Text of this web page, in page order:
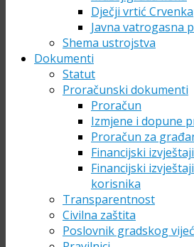
Dječji vrtić
Javna vatrogasna
Shema ustrojstva
Dokumenti
Statut
Proračunski dokumenti
Proračun
Izmjene i dopune
Proračun za
Financijski
Financijski
korisnika
Transparentnost
Civilna zaštita
Poslovnik gradskog